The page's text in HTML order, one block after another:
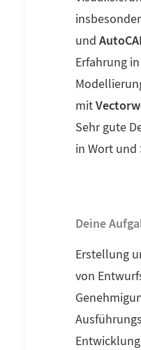
und
Erfahrung
mit
Sehr gute
in Wort und
Deine
Erstellung
von